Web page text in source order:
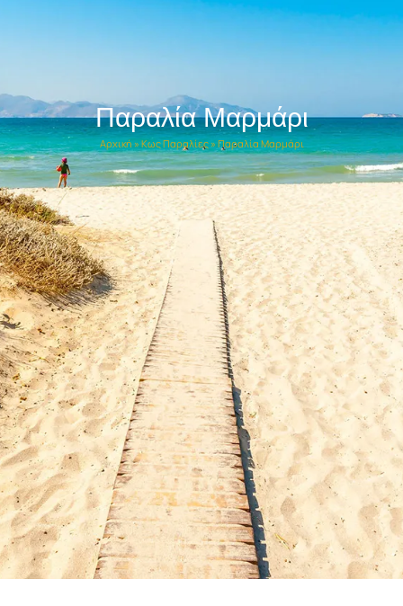
Παραλία Μαρμάρι
Αρχική» Κως Παραλίες» Παραλία Μαρμάρι